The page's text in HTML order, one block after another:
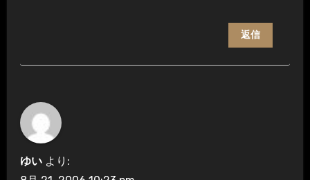
返信
ゆい より: